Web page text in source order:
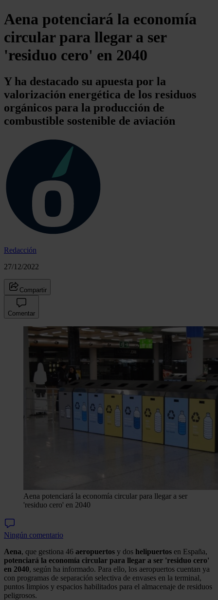
Aena potenciará la economía
circular para llegar a ser
'residuo cero' en 2040
Y ha destacado su apuesta por la
valorización energética de los residuos
orgánicos para la producción de
combustible sostenible de aviación
Redacción
27/12/2022
Compartir
Comentar
Aena potenciará la economía circular para llegar a ser
'residuo cero' en 2040
Ningún comentario
Aena, que gestiona 46 aeropuertos y dos helipuertos en España,
potenciará la economía circular para llegar a ser 'residuo cero'
en 2040, según ha informado. Para ello, los aeropuertos cuentan ya
con programas de separación selectiva de envases en la terminal,
puntos limpios y espacios habilitados para el almacenaje de residuos
peligrosos.